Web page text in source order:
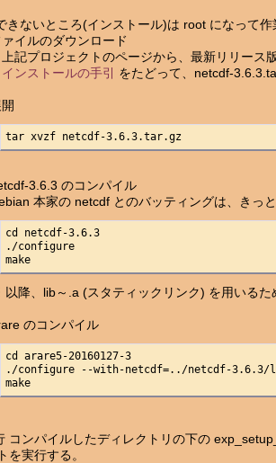
きないところ(インストール)は root になって作
ァイルのダウンロード
上記プロジェクトのページから、最新リリース
インストールの手引 をたどって、netcdf-
tar xvzf netcdf-3.6.3.tar.gz
3.6.3 のコンパイル
本家の netcdf とのバッティングは、きっ
cd netcdf-3.6.3
./configure
make
降、lib～.a (スタティックリンク) を用いる
のコンパイル
cd arare5-20160127-3
./configure --with-netcdf=../netcdf-
make
コンパイルしたディレクトリの下の
を実行する。